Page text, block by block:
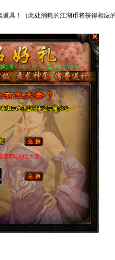
具！（此处消耗的江湖币将获得相应